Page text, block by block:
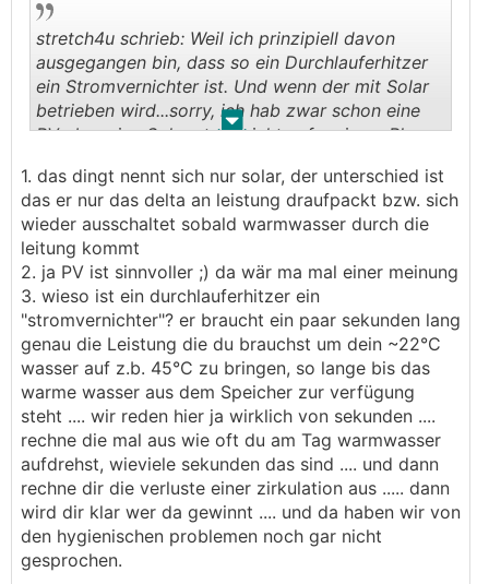
. .
stretch4u schrieb: Weil ich prinzipiell davon
ausgegangen bin, dass so ein Durchlauferhitzer
ein Stromvernichter ist. Und wenn der mit Solar
betrieben wird...sorry, ich hab zwar schon eine
PV aber eine Solar steht nicht auf meinem Plan
Auch weil ich ziemlich skeptisch gegenüber
Solaranlagen bin. Mögen vereinzelt ihre
Berechtigung haben, aber ich verstehe bis jetzt
nicht wieso sich noch manche dafür entscheiden.
PV ist meiner Ansicht nach viel sinnvoller. Aber
naja, da kann man sich sicher auch streiten.
1. das dingt nennt sich nur solar, der unterschied ist
das er nur das delta an leistung draufpackt bzw. sich
wieder ausschaltet sobald warmwasser durch die
leitung kommt
2. ja PV ist sinnvoller ;) da wär ma mal einer meinung
3. wieso ist ein durchlauferhitzer ein
"stromvernichter"? er braucht ein paar sekunden lang
genau die Leistung die du brauchst um dein ~22°C
wasser auf z.b. 45°C zu bringen, so lange bis das
warme wasser aus dem Speicher zur verfügung
steht .... wir reden hier ja wirklich von sekunden ....
rechne die mal aus wie oft du am Tag warmwasser
aufdrehst, wieviele sekunden das sind .... und dann
rechne dir die verluste einer zirkulation aus ..... dann
wird dir klar wer da gewinnt .... und da haben wir von
den hygienischen problemen noch gar nicht
gesprochen.